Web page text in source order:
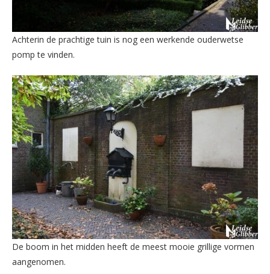
Achterin de prachtige tuin is nog een werkende ouderwetse
pomp te vinden.
De boom in het midden heeft de meest mooie grillige vormen
aangenomen.